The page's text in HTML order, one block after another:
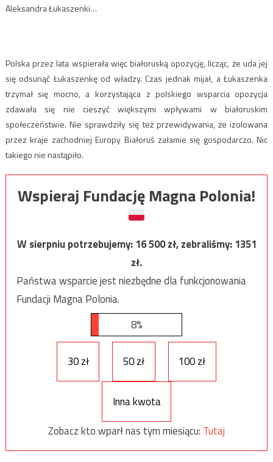
Aleksandra Łukaszenki…
Polska przez lata wspierała więc białoruską opozycję, licząc, że uda jej
się odsunąć Łukaszenkę od władzy. Czas jednak mijał, a Łukaszenka
trzymał się mocno, a korzystająca z polskiego wsparcia opozycja
zdawała się nie cieszyć większymi wpływami w białoruskim
społeczeństwie. Nie sprawdziły się też przewidywania, że izolowana
przez kraje zachodniej Europy Białoruś załamie się gospodarczo. Nic
takiego nie nastąpiło.
Wspieraj Fundację Magna Polonia!
W sierpniu potrzebujemy:16 500zł, zebraliśmy:1351
zł.
Państwa wsparcie jest niezbędne dla funkcjonowania
Fundacji Magna Polonia.
8%
30 zł 50 zł 100 zł
Inna kwota
Zobacz kto wparł nas tym miesiącu: Tutaj